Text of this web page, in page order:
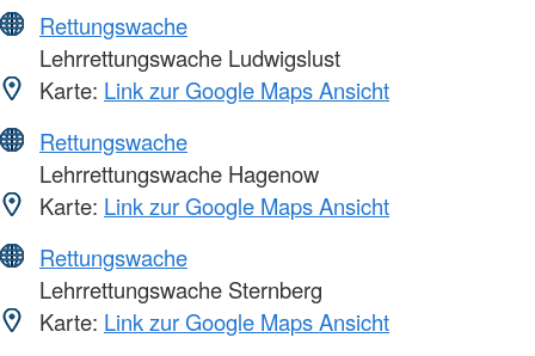
Rettungswache
Lehrrettungswache Ludwigslust
Karte: Link zur Google Maps Ansicht
Rettungswache
Lehrrettungswache Hagenow
Karte: Link zur Google Maps Ansicht
Rettungswache
Lehrrettungswache Sternberg
Karte: Link zur Google Maps Ansicht